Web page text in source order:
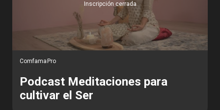
Inscripción cerrada
ComfamaPro
Podcast Meditaciones para
cultivar el Ser